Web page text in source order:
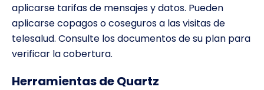
aplicarse tarifas de mensajes y datos. Pueden
aplicarse copagos o coseguros a las visitas de
telesalud. Consulte los documentos de su plan para
verificar la cobertura.
Herramientas de Quartz